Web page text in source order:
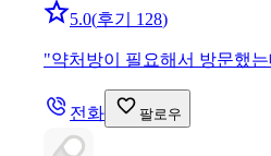
5.0(후기 128)
"약처방이 필요해서 방문했
전화 팔로우